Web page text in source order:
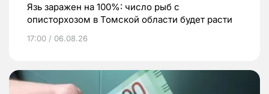
Язь заражен на 100%: число рыб с
описторхозом в Томской области будет расти
17:00 / 06.08.26